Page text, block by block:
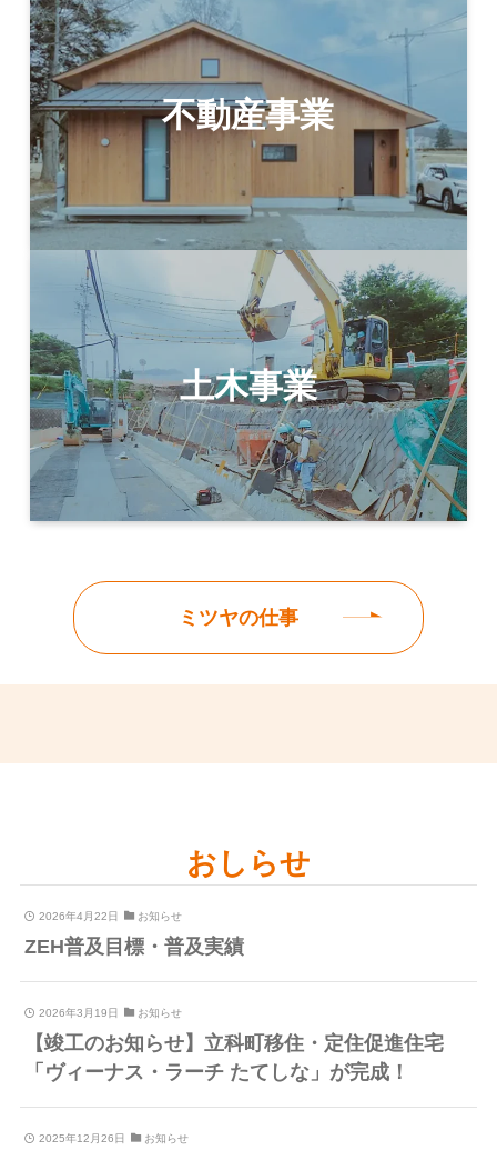
不動産事業
土木事業
ミツヤの仕事
おしらせ
2026年4月22日 お知らせ
ZEH普及目標・普及実績
2026年3月19日 お知らせ
【竣工のお知らせ】立科町移住・定住促進住宅
「ヴィーナス・ラーチ たてしな」が完成！
2025年12月26日 お知らせ